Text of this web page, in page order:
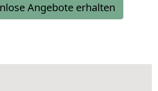
Angebote erhalten